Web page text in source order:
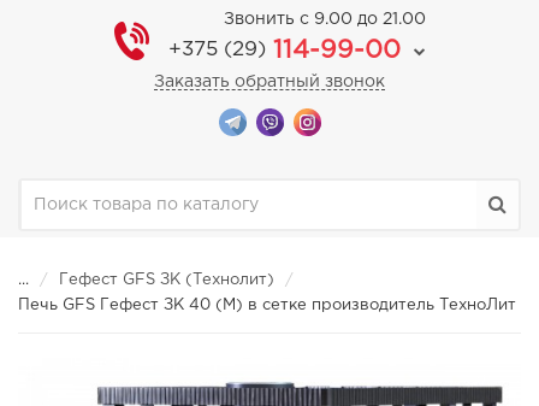
Звонить с 9.00 до 21.00
+375 (29) 114-99-00
Заказать обратный звонок
...
Гефест GFS ЗК (Технолит)
Печь GFS Гефест ЗК 40 (М) в сетке производитель ТехноЛит